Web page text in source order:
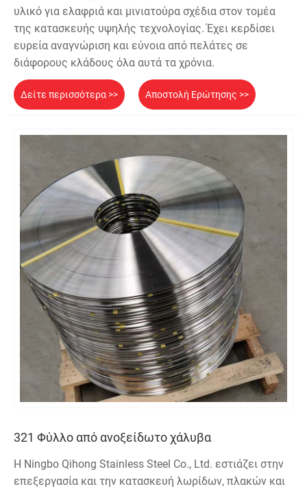
υλικό για ελαφριά και μινιατούρα σχέδια στον τομέα
της κατασκευής υψηλής τεχνολογίας. Έχει κερδίσει
ευρεία αναγνώριση και εύνοια από πελάτες σε
διάφορους κλάδους όλα αυτά τα χρόνια.
Δείτε περισσότερα >> Αποστολή Ερώτησης >>
321 Φύλλο από ανοξείδωτο χάλυβα
Η Ningbo Qihong Stainless Steel Co., Ltd. εστιάζει στην
επεξεργασία και την κατασκευή λωρίδων, πλακών και